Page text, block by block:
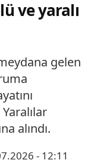
ve yaralı
gelen
alındı.
- 12:11